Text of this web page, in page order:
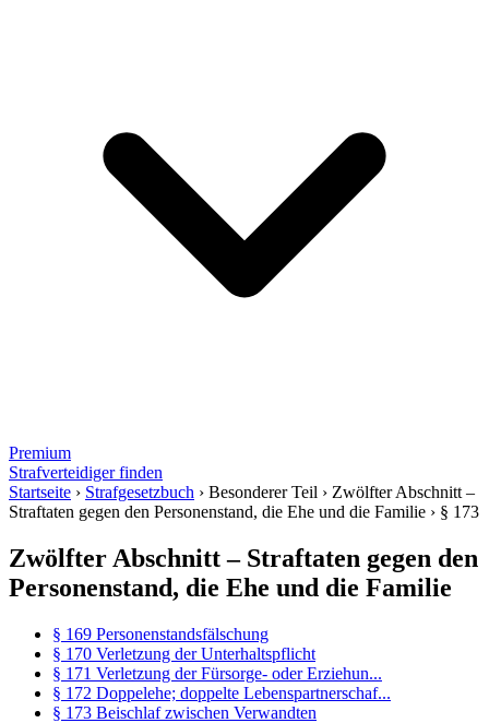
Premium
Strafverteidiger finden
Startseite › Strafgesetzbuch › Besonderer Teil › Zwölfter Abschnitt –
Straftaten gegen den Personenstand, die Ehe und die Familie › § 173
Zwölfter Abschnitt – Straftaten gegen den
Personenstand, die Ehe und die Familie
§ 169 Personenstandsfälschung
§ 170 Verletzung der Unterhaltspflicht
§ 171 Verletzung der Fürsorge- oder Erziehun...
§ 172 Doppelehe; doppelte Lebenspartnerschaf...
§ 173 Beischlaf zwischen Verwandten